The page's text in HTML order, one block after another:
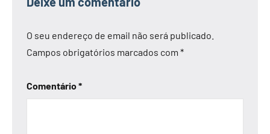
O seu endereço de email não será publicado.
Campos obrigatórios marcados com *
Comentário*